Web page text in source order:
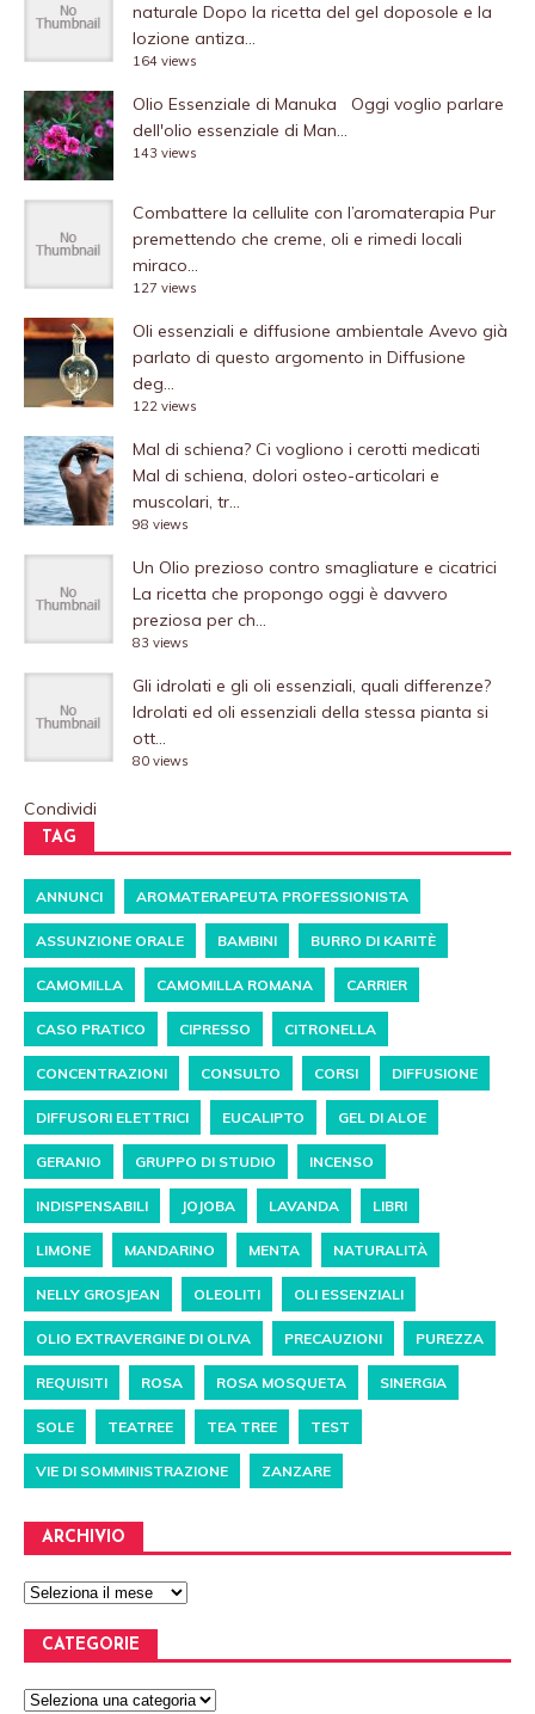
naturale Dopo la ricetta del gel doposole e la
lozione antiza...
164 views
Olio Essenziale di Manuka
Oggi voglio parlare
dell'olio essenziale di Man...
143 views
Combattere la cellulite con l’aromaterapia Pur
premettendo che creme, oli e rimedi locali
miraco...
127 views
Oli essenziali e diffusione ambientale Avevo già
parlato di questo argomento in Diffusione
deg...
122 views
Mal di schiena? Ci vogliono i cerotti medicati
Mal di schiena, dolori osteo-articolari e
muscolari, tr...
98 views
Un Olio prezioso contro smagliature e cicatrici
La ricetta che propongo oggi è davvero
preziosa per ch...
83 views
Gli idrolati e gli oli essenziali, quali differenze?
Idrolati ed oli essenziali della stessa pianta si
ott...
80 views
Condividi
TAG
ANNUNCI AROMATERAPEUTA PROFESSIONISTA
ASSUNZIONE ORALE BAMBINI BURRO DI KARITÈ
CAMOMILLA CAMOMILLA ROMANA CARRIER
CASO PRATICO CIPRESSO CITRONELLA
CONCENTRAZIONI CONSULTO CORSI DIFFUSIONE
DIFFUSORI ELETTRICI EUCALIPTO GEL DI ALOE
GERANIO GRUPPO DI STUDIO INCENSO
INDISPENSABILI JOJOBA LAVANDA LIBRI
LIMONE MANDARINO MENTA NATURALITÀ
NELLY GROSJEAN OLEOLITI OLI ESSENZIALI
OLIO EXTRAVERGINE DI OLIVA PRECAUZIONI PUREZZA
REQUISITI ROSA ROSA MOSQUETA SINERGIA
SOLE TEATREE TEA TREE TEST
VIE DI SOMMINISTRAZIONE ZANZARE
ARCHIVIO
CATEGORIE